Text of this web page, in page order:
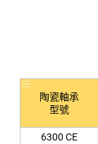
陶瓷軸承
型號
6300 CE